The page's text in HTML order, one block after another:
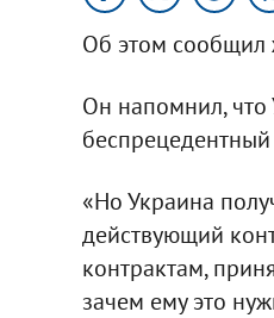
Об этом сообщил
Он напомнил, что
«Но Украина
действующий
контрактам,
зачем ему это